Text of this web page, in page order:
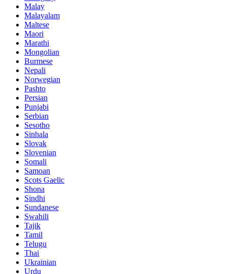
Malay
Malayalam
Maltese
Maori
Marathi
Mongolian
Burmese
Nepali
Norwegian
Pashto
Persian
Punjabi
Serbian
Sesotho
Sinhala
Slovak
Slovenian
Somali
Samoan
Scots Gaelic
Shona
Sindhi
Sundanese
Swahili
Tajik
Tamil
Telugu
Thai
Ukrainian
Urdu